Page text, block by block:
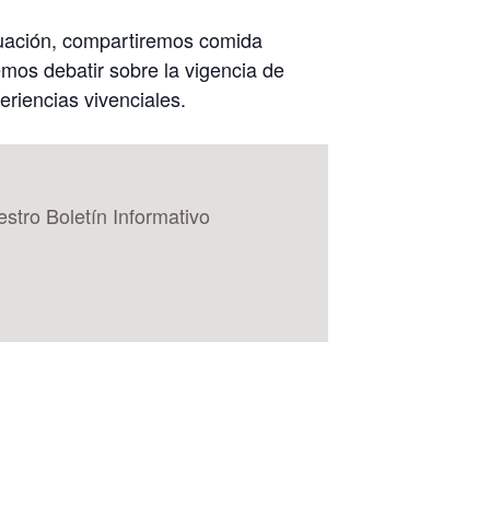
compartiremos comida
debatir sobre la vigencia de
vivenciales.
Boletín Informativo